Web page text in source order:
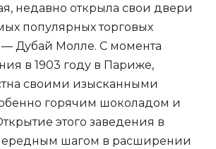
недавно открыла свои двери
популярных торговых
Дубай Молле. С момента
в 1903 году в Париже,
своими изысканными
горячим шоколадом и
этого заведения в
шагом в расширении